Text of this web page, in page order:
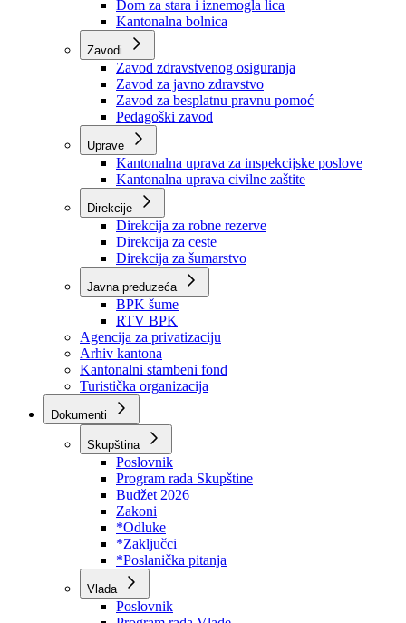
Ustanove
Centar za socijalni rad
Dom za stara i iznemogla lica
Kantonalna bolnica
Zavodi
Zavod zdravstvenog osiguranja
Zavod za javno zdravstvo
Zavod za besplatnu pravnu pomoć
Pedagoški zavod
Kantonalna uprava za inspekcijske poslove
Kantonalna uprava civilne zaštite
Direkcije
Direkcija za robne rezerve
Direkcija za ceste
Direkcija za šumarstvo
Javna preduzeća
BPK šume
RTV BPK
Agencija za privatizaciju
Arhiv kantona
Kantonalni stambeni fond
Turistička organizacija
Dokumenti
Skupština
Poslovnik
Program rada Skupštine
Budžet 2026
Zakoni
*Odluke
*Zaključci
*Poslanička pitanja